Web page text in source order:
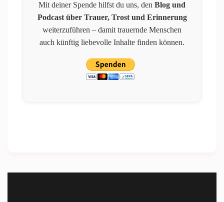
Mit deiner Spende hilfst du uns, den Blog und
Podcast über Trauer, Trost und Erinnerung
weiterzuführen – damit trauernde Menschen
auch künftig liebevolle Inhalte finden können.